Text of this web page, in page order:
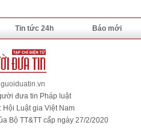
Tin tức 24h Báo mới
đưa tin Pháp luật
Luật gia Việt Nam
Bộ TT&TT cấp ngày 27/2/2020